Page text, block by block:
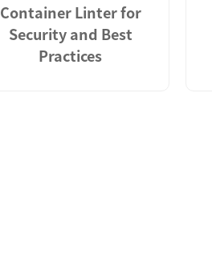
Container Linter for
Security and Best
Practices